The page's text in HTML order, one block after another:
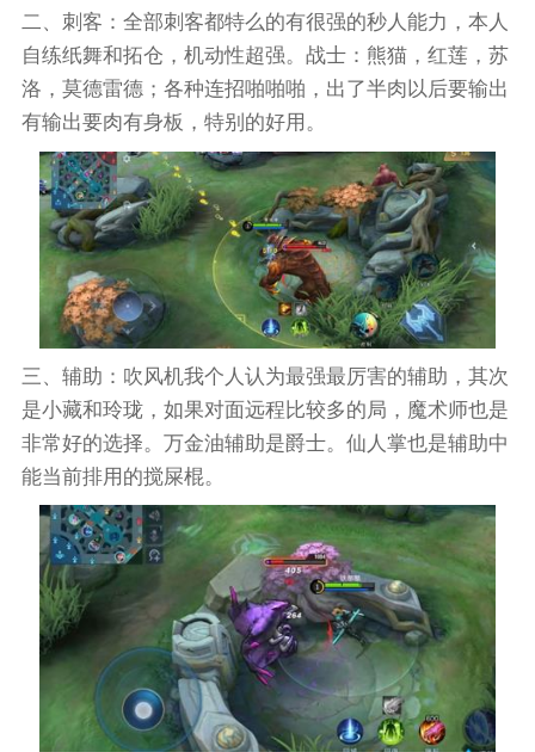
二、刺客：全部刺客都特么的有很强的秒人能力，本人
自练纸舞和拓仓，机动性超强。战士：熊猫，红莲，苏
洛，莫德雷德；各种连招啪啪啪，出了半肉以后要输出
有输出要肉有身板，特别的好用。
三、辅助：吹风机我个人认为最强最厉害的辅助，其次
是小藏和玲珑，如果对面远程比较多的局，魔术师也是
非常好的选择。万金油辅助是爵士。仙人掌也是辅助中
能当前排用的搅屎棍。